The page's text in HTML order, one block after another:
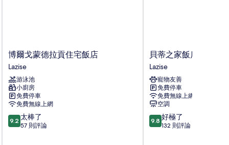
博
爾
戈
蒙
德
拉
貢
住
宅
博爾戈蒙德拉貢住宅飯店
Lazise
游泳池
小廚房
免費停車
免費無線上網
9.2
分，
9.2 太棒了
57 則評論
貝
蒂
之
家
飯
店
Lazise
貝蒂之家飯店
Lazise
寵物友善
免費停車
免費無線上網
空調
9.8
分，
9.8 好極了
132 則評論